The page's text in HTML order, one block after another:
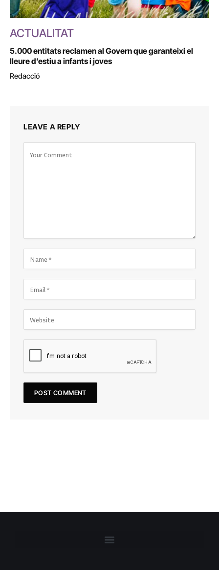
ACTUALITAT
5.000 entitats reclamen al Govern que garanteixi el
lleure d’estiu a infants i joves
Redacció
LEAVE A REPLY